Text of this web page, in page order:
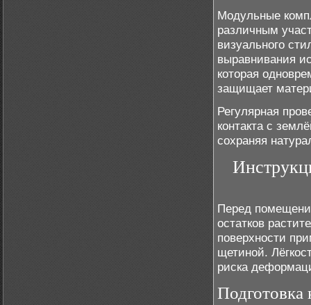
Модульные
различным
визуального
выравнивания
которая
защищает
Регулярная
контакта с
сохраняя
Перед
остатков
поверхности
щетиной.
риска
Подготовка